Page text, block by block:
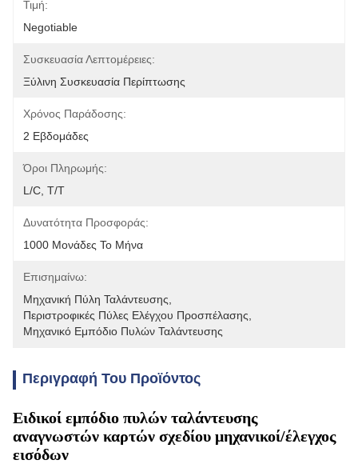
Τιμή:
Negotiable
Συσκευασία Λεπτομέρειες:
Ξύλινη Συσκευασία Περίπτωσης
Χρόνος Παράδοσης:
2 Εβδομάδες
Όροι Πληρωμής:
L/C, T/T
Δυνατότητα Προσφοράς:
1000 Μονάδες Το Μήνα
Επισημαίνω:
Μηχανική Πύλη Ταλάντευσης
Περιστροφικές Πύλες Ελέγχου Προσπέλασης
Μηχανικό Εμπόδιο Πυλών Ταλάντευσης
Περιγραφή Του Προϊόντος
Ειδικοί εμπόδιο πυλών ταλάντευσης
αναγνωστών καρτών σχεδίου μηχανικοί/έλεγχος
εισόδων